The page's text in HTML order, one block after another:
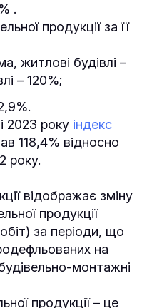
.
продукції за її
житлові будівлі –
– 120%;
2023 року індекс
118,4% відносно
року.
відображає зміну
продукції
за періоди, що
на
монтажні
продукції – це